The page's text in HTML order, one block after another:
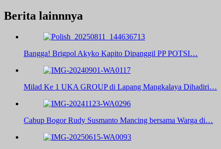
Berita lainnnya
Bangga! Brigpol Akyko Kapito Dipanggil PP POTSI…
Milad Ke 1 UKA GROUP di Lapang Mangkalaya Dihadiri…
Cabup Bogor Rudy Susmanto Mancing bersama Warga di…